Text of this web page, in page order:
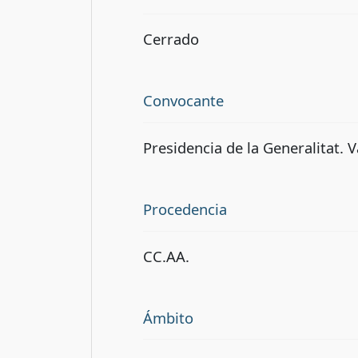
Cerrado
Convocante
Presidencia de la Generalitat.
Procedencia
CC.AA.
Ámbito